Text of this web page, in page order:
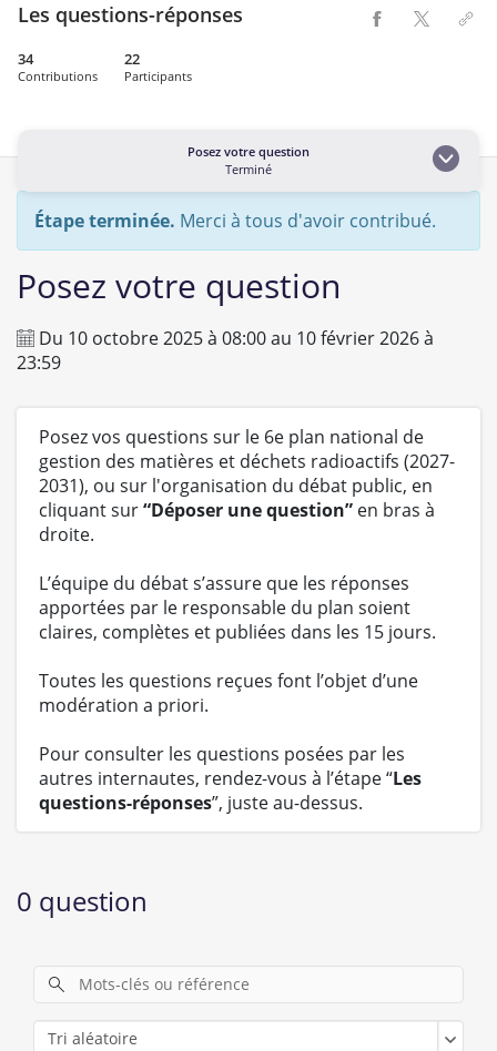
Les questions-réponses
34
Contributions
22
Participants
Posez votre question
Terminé
Étape terminée. Merci à tous d'avoir contribué.
Posez votre question
Du 10 octobre 2025à 08:00au 10 février 2026à
23:59
Posez vos questions sur le 6e plan national de
gestion des matières et déchets radioactifs (2027-
2031), ou sur l'organisation du débat public, en
cliquant sur“Déposer une question” en bras à
droite.
L’équipe du débat s’assure que les réponses
apportées par le responsable du plan soient
claires, complètes et publiées dans les 15 jours.
Toutes les questions reçues font l’objet d’une
modération a priori.
Pour consulter les questions posées par les
autres internautes, rendez-vous à l’étape “Les
questions-réponses”, juste au-dessus.
0 question
Tri aléatoire